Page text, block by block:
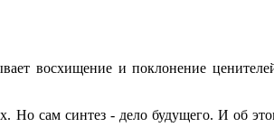
восхищение и поклонение
Но сам синтез - дело будущего. И об